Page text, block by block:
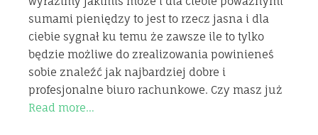
sumami pieniędzy to jest to rzecz jasna i dla
ciebie sygnał ku temu że zawsze ile to tylko
będzie możliwe do zrealizowania powinieneś
sobie znaleźć jak najbardziej dobre i
profesjonalne biuro rachunkowe. Czy masz już
Read more…